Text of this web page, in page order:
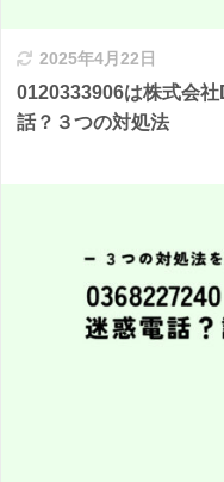
2025年4月22日
0120333906は株式会
話？３つの対処法